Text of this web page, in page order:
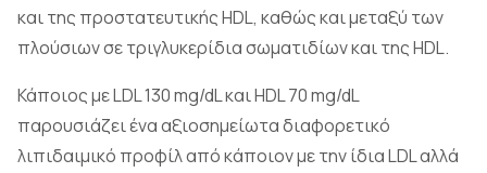
και της προστατευτικής HDL, καθώς και μεταξύ των
πλούσιων σε τριγλυκερίδια σωματιδίων και της HDL.
Κάποιος με LDL 130 mg/dL και HDL 70 mg/dL
παρουσιάζει ένα αξιοσημείωτα διαφορετικό
λιπιδαιμικό προφίλ από κάποιον με την ίδια LDL αλλά